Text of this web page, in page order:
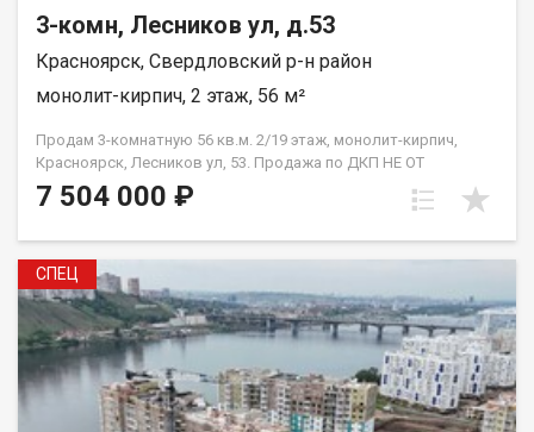
3-комн, Лесников ул, д.53
Красноярск, Свердловский р-н район
монолит-кирпич, 2 этаж, 56 м²
Продам 3-комнатную 56 кв.м. 2/19 этаж, монолит-кирпич,
Красноярск, Лесников ул, 53. Продажа по ДКП НЕ ОТ
ЗАСТРОЙЩИКА
7 504 000 ₽
СПЕЦ